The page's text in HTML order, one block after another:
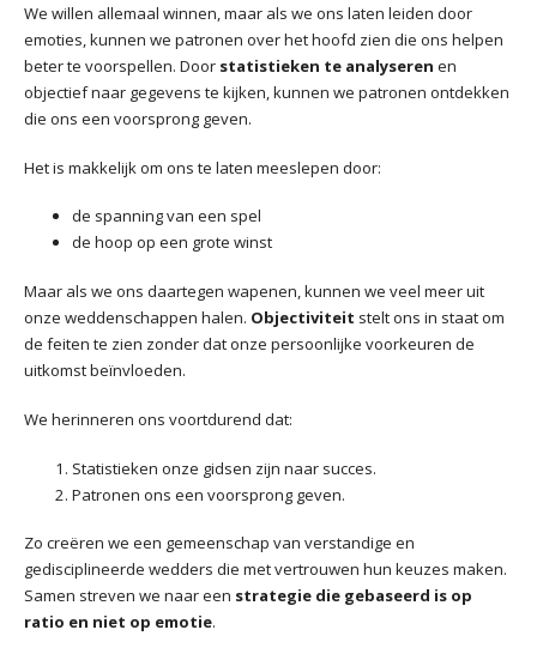
We willen allemaal winnen, maar als we ons laten leiden door
emoties, kunnen we patronen over het hoofd zien die ons helpen
beter te voorspellen. Door statistieken te analyseren en
objectief naar gegevens te kijken, kunnen we patronen ontdekken
die ons een voorsprong geven.
Het is makkelijk om ons te laten meeslepen door:
de spanning van een spel
de hoop op een grote winst
Maar als we ons daartegen wapenen, kunnen we veel meer uit
onze weddenschappen halen. Objectiviteit stelt ons in staat om
de feiten te zien zonder dat onze persoonlijke voorkeuren de
uitkomst beïnvloeden.
We herinneren ons voortdurend dat:
Statistieken onze gidsen zijn naar succes.
Patronen ons een voorsprong geven.
Zo creëren we een gemeenschap van verstandige en
gedisciplineerde wedders die met vertrouwen hun keuzes maken.
Samen streven we naar een strategie die gebaseerd is op
ratio en niet op emotie.